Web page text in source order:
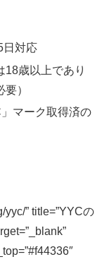
日対応
18歳以上であり
）
マーク取得済の
yyc/” title=”YYCの